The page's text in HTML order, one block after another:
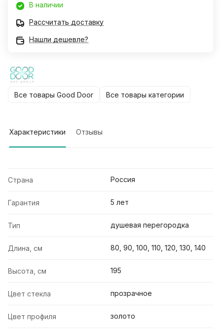
В наличии
Рассчитать доставку
Нашли дешевле?
Все товары Good Door Все товары категории
Характеристики Отзывы
Страна Россия
Гарантия 5 лет
Тип душевая перегородка
Длина, см 80, 90, 100, 110, 120, 130, 140
Высота, см 195
Цвет стекла прозрачное
Цвет профиля золото